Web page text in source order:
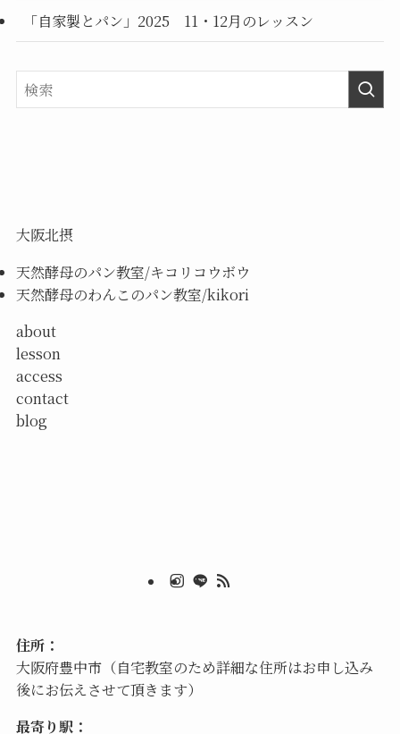
「自家製とパン」2025 11・12月のレッスン
大阪北摂
天然酵母のパン教室/キコリコウボウ
天然酵母のわんこのパン教室/kikori
about
lesson
access
contact
blog
住所：
大阪府豊中市（自宅教室のため詳細な住所はお申し込み
後にお伝えさせて頂きます）
最寄り駅：